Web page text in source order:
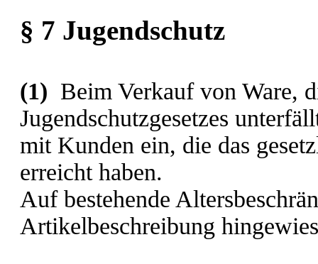
§ 7 Jugendschutz
(1) Beim Verkauf von Ware,
Jugendschutzgesetzes
mit Kunden ein, die das
erreicht haben.
Auf bestehende
Artikelbeschreibung